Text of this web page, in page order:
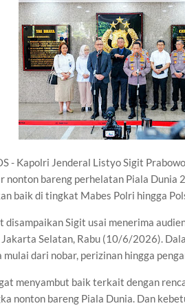
- Kapolri Jenderal Listyo Sigit
nonton bareng perhelatan Piala Dunia
baik di tingkat Mabes Polri hingga
Sigit usai menerima
Selatan, Rabu (10/6/2026).
dari nobar, perizinan hingga
menyambut baik terkait dengan
nonton bareng Piala Dunia. Dan